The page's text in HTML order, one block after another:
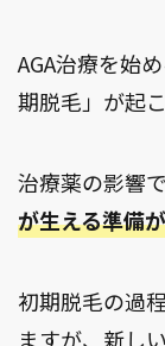
AGA治療を始
期脱毛」が起
治療薬の影響で
が生える準備
初期脱毛の過
ますが、新し